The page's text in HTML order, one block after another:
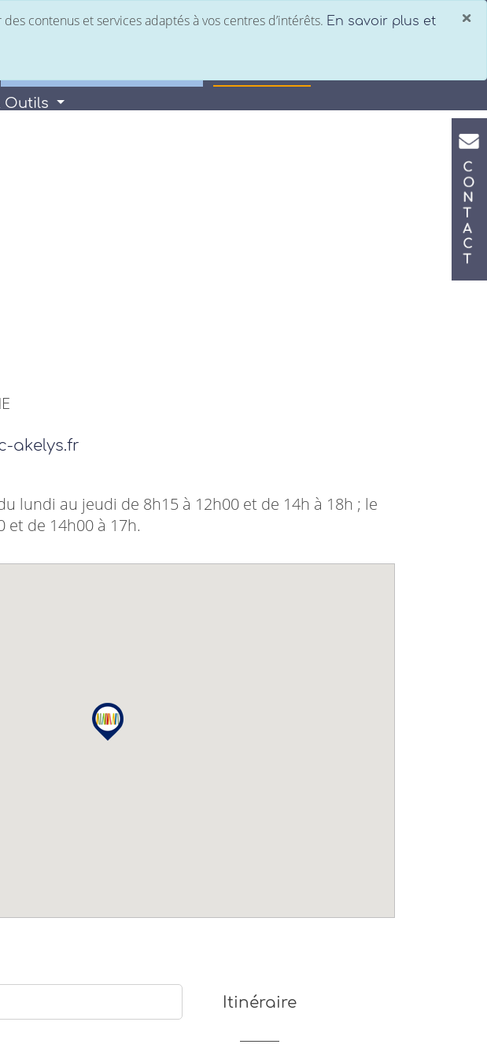
×
contenus et services adaptés à vos centres d’intérêts. En savoir plus et
Client Saisie comptabilité
Outils
akelys.fr
lundi au jeudi de 8h15 à 12h00 et de 14h à 18h ; le
et de 14h00 à 17h.
Itinéraire